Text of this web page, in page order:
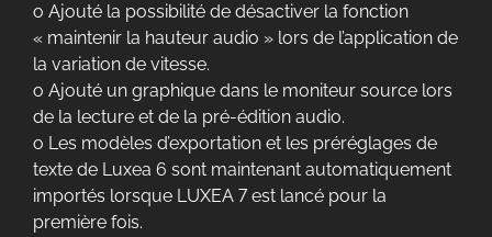
o Ajouté la possibilité de désactiver la fonction
« maintenir la hauteur audio » lors de l’application de
la variation de vitesse.
o Ajouté un graphique dans le moniteur source lors
de la lecture et de la pré-édition audio.
o Les modèles d’exportation et les préréglages de
texte de Luxea 6 sont maintenant automatiquement
importés lorsque LUXEA 7 est lancé pour la
première fois.